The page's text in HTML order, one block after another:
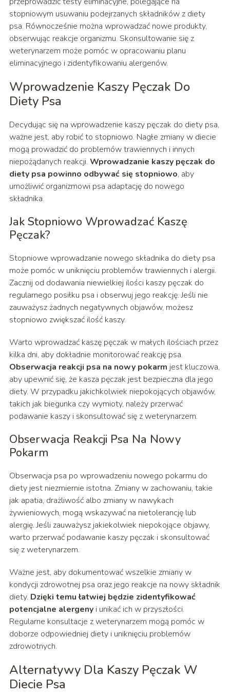
stopniowym usuwaniu podejrzanych składników z diety
psa. Równocześnie można wprowadzać nowe produkty,
obserwując reakcje organizmu. Skonsultowanie się z
weterynarzem może pomóc w opracowaniu planu
eliminacyjnego i zidentyfikowaniu alergenów.
Wprowadzenie Kaszy Pęczak Do
Diety Psa
Decydując się na wprowadzenie kaszy pęczak do diety psa,
ważne jest, aby robić to stopniowo. Nagłe zmiany w diecie
mogą prowadzić do problemów trawiennych i innych
niepożądanych reakcji. Wprowadzanie kaszy pęczak do
diety psa powinno odbywać się stopniowo, aby
umożliwić organizmowi psa adaptację do nowego
składnika.
Jak Stopniowo Wprowadzać Kaszę
Pęczak?
Stopniowe wprowadzanie nowego składnika do diety psa
może pomóc w uniknięciu problemów trawiennych i alergii.
Zacznij od dodawania niewielkiej ilości kaszy pęczak do
regularnego posiłku psa i obserwuj jego reakcję. Jeśli nie
zauważysz żadnych negatywnych objawów, możesz
stopniowo zwiększać ilość kaszy.
Warto wprowadzać kaszę pęczak w małych ilościach przez
kilka dni, aby dokładnie monitorować reakcję psa.
Obserwacja reakcji psa na nowy pokarm jest kluczowa,
aby upewnić się, że kasza pęczak jest bezpieczna dla jego
diety. W przypadku jakichkolwiek niepokojących objawów,
takich jak biegunka czy wymioty, należy przerwać
podawanie kaszy i skonsultować się z weterynarzem.
Obserwacja Reakcji Psa Na Nowy
Pokarm
Obserwacja psa po wprowadzeniu nowego pokarmu do
diety jest niezmiernie istotna. Zmiany w zachowaniu, takie
jak apatia, drażliwość albo zmiany w nawykach
żywieniowych, mogą wskazywać na nietolerancję lub
alergię. Jeśli zauważysz jakiekolwiek niepokojące objawy,
warto przerwać podawanie kaszy pęczak i skonsultować
się z weterynarzem.
Ważne jest, aby dokumentować wszelkie zmiany w
kondycji zdrowotnej psa oraz jego reakcje na nowy składnik
diety. Dzięki temu łatwiej będzie zidentyfikować
potencjalne alergenyi unikać ich w przyszłości.
Regularne konsultacje z weterynarzem mogą pomóc w
doborze odpowiedniej diety i uniknięciu problemów
zdrowotnych.
Alternatywy Dla Kaszy Pęczak W
Diecie Psa